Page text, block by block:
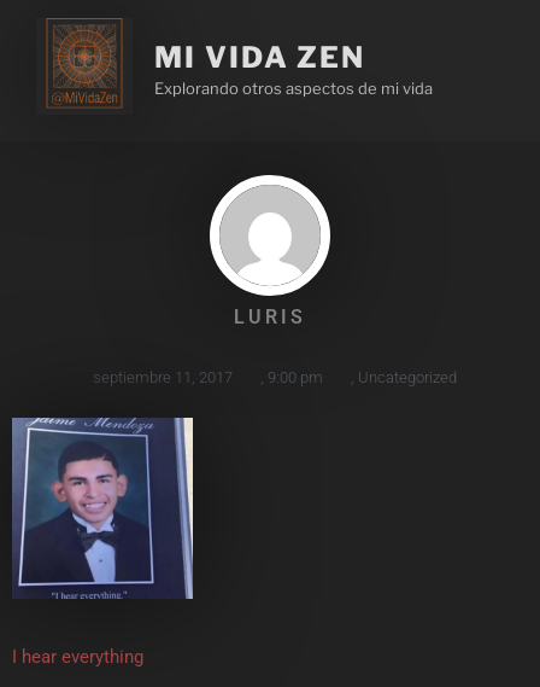
MI VIDA ZEN
Explorando otros aspectos de mi vida
LURIS
septiembre 11, 2017 9:00 pm Uncategorized
I hear everything